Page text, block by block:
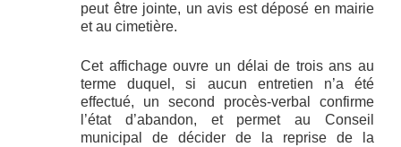
peut être jointe, un avis est déposé en mairie
et au cimetière.
Cet affichage ouvre un délai de trois ans au
terme duquel, si aucun entretien n’a été
effectué, un second procès-verbal confirme
l’état d’abandon, et permet au Conseil
municipal de décider de la reprise de la